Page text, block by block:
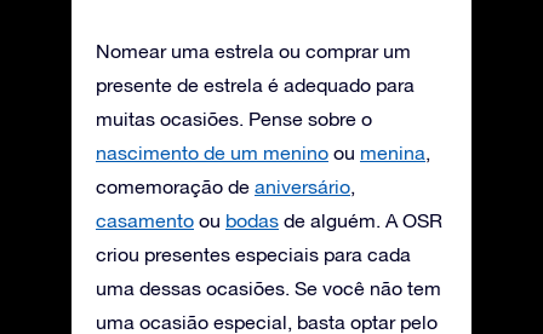
Nomear uma estrela ou comprar um
presente de estrela é adequado para
muitas ocasiões. Pense sobre o
nascimento de um menino ou menina,
comemoração de aniversário,
casamento ou bodas de alguém. A OSR
criou presentes especiais para cada
uma dessas ocasiões. Se você não tem
uma ocasião especial, basta optar pelo